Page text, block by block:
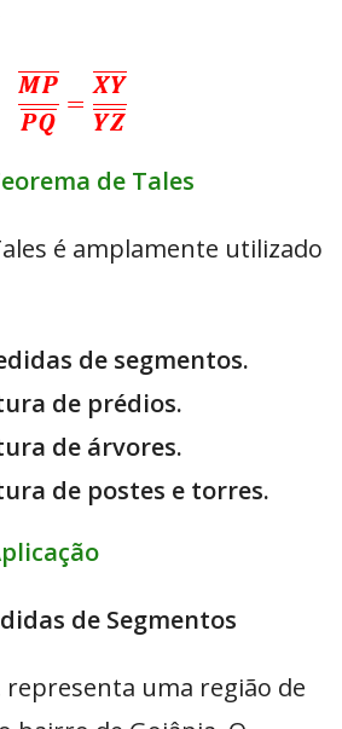
de Tales
é amplamente utilizado
de segmentos.
de prédios.
de árvores.
de postes e torres.
de Segmentos
representa uma região de